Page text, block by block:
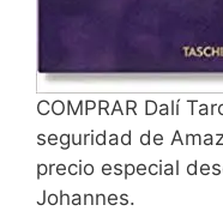
COMPRAR Dalí
seguridad de
precio especial
Johannes.